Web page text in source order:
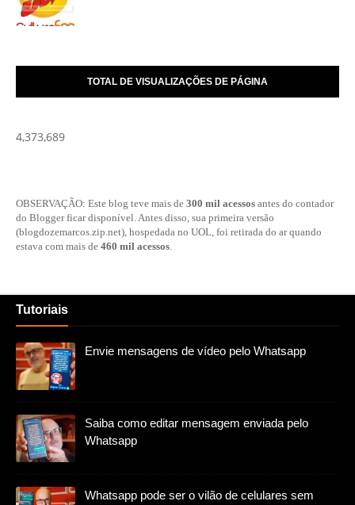
TOTAL DE VISUALIZAÇÕES DE PÁGINA
4,373,689
OBSERVAÇÃO: Este blog teve mais de 300 mil acessos antes do contador
do Blogger ficar disponível. Antes disso, sua primeira versão
(blogdozemarcos.zip.net), hospedada no UOL, foi retirada do ar quando
estava com mais de 460 mil acessos.
Tutoriais
Envie mensagens de vídeo pelo Whatsapp
Saiba como editar mensagem enviada pelo
Whatsapp
Whatsapp pode ser o vilão de celulares sem